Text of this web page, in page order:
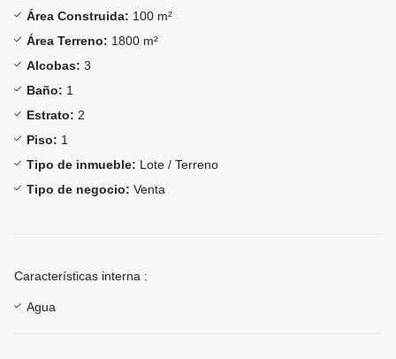
Área Construida: 100 m²
Área Terreno: 1800 m²
Alcobas: 3
Baño: 1
Estrato: 2
Piso: 1
Tipo de inmueble: Lote / Terreno
Tipo de negocio: Venta
Características interna :
Agua